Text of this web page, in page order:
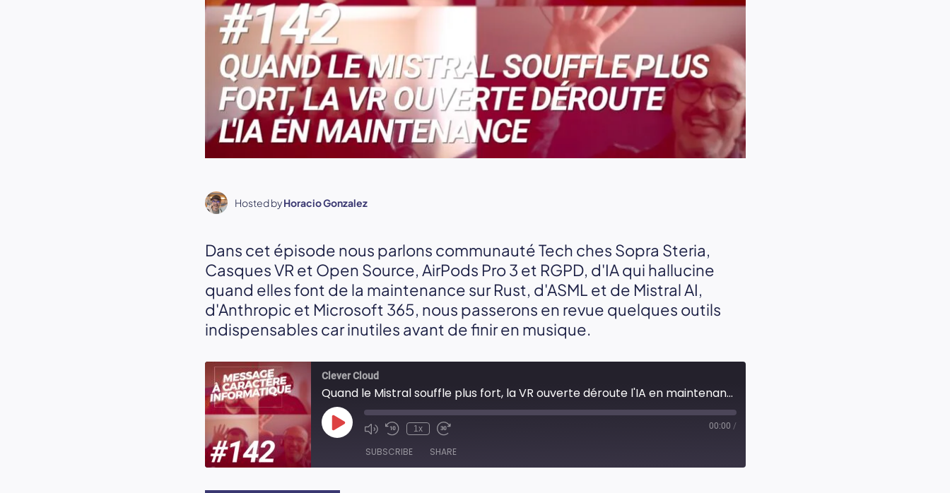
Hosted byHoracio Gonzalez
Dans cet épisode nous parlons communauté Tech ches Sopra Steria,
Casques VR et Open Source, AirPods Pro 3 et RGPD, d'IA qui hallucine
quand elles font de la maintenance sur Rust, d'ASML et de Mistral AI,
d'Anthropic et Microsoft 365, nous passerons en revue quelques outils
indispensables car inutiles avant de finir en musique.
Clever Cloud
Quand le Mistral souffle plus fort, la VR ouverte déroute l'IA en maintenance
Play
Episode
1x 00:00 /
SUBSCRIBE SHARE